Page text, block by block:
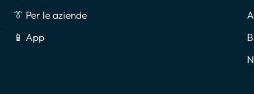
👔 Per le aziende
📱 App